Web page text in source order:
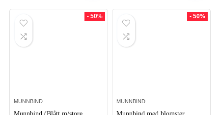
- 50%
MUNNBIND
- 50%
MUNNBIND